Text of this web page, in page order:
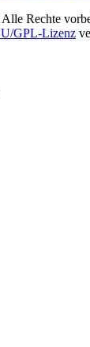
Rechte
GPL-Lizenz